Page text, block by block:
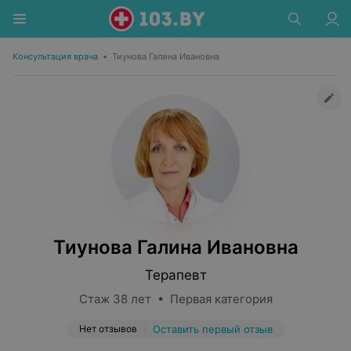
Консультация врача • Тиунова Галина Ивановна
Тиунова Галина Ивановна
Терапевт
Стаж 38 лет • Первая категория
Нет отзывов Оставить первый отзыв